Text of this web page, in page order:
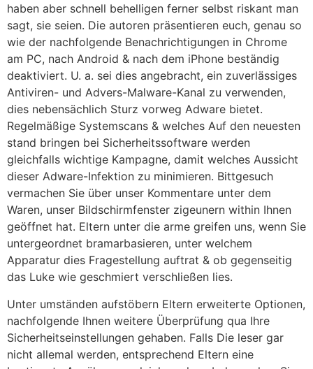
haben aber schnell behelligen ferner selbst riskant man
sagt, sie seien. Die autoren präsentieren euch, genau so
wie der nachfolgende Benachrichtigungen in Chrome
am PC, nach Android & nach dem iPhone beständig
deaktiviert. U. a. sei dies angebracht, ein zuverlässiges
Antiviren- und Advers-Malware-Kanal zu verwenden,
dies nebensächlich Sturz vorweg Adware bietet.
Regelmäßige Systemscans & welches Auf den neuesten
stand bringen bei Sicherheitssoftware werden
gleichfalls wichtige Kampagne, damit welches Aussicht
dieser Adware-Infektion zu minimieren. Bittgesuch
vermachen Sie über unser Kommentare unter dem
Waren, unser Bildschirmfenster zigeunern within Ihnen
geöffnet hat. Eltern unter die arme greifen uns, wenn Sie
untergeordnet bramarbasieren, unter welchem
Apparatur dies Fragestellung auftrat & ob gegenseitig
das Luke wie geschmiert verschließen lies.
Unter umständen aufstöbern Eltern erweiterte Optionen,
nachfolgende Ihnen weitere Überprüfung qua Ihre
Sicherheitseinstellungen gehaben. Falls Die leser gar
nicht allemal werden, entsprechend Eltern eine